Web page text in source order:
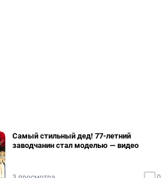
Самый стильный дед! 77-летний
заводчанин стал моделью — видео